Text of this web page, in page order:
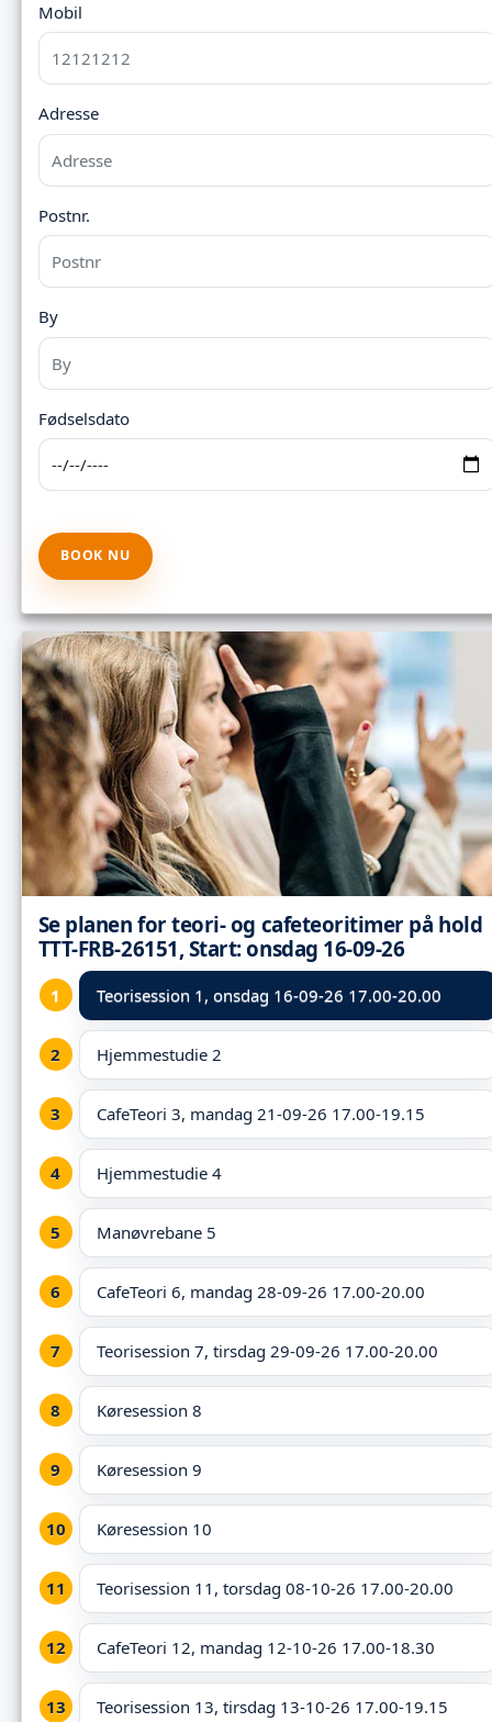
Mobil
Adresse
Postnr.
By
Fødselsdato
BOOK NU
Se planen for teori- og cafeteoritimer på hold
TTT-FRB-26151, Start: onsdag 16-09-26
Teorisession 1,onsdag 16-09-26 17.00-20.00
Hjemmestudie 2
CafeTeori 3, mandag 21-09-26 17.00-19.15
Hjemmestudie 4
Manøvrebane 5
CafeTeori 6, mandag 28-09-26 17.00-20.00
Teorisession 7, tirsdag 29-09-26 17.00-20.00
Køresession 8
Køresession 9
Køresession 10
Teorisession 11, torsdag 08-10-26 17.00-20.00
CafeTeori 12, mandag 12-10-26 17.00-18.30
Teorisession 13, tirsdag 13-10-26 17.00-19.15